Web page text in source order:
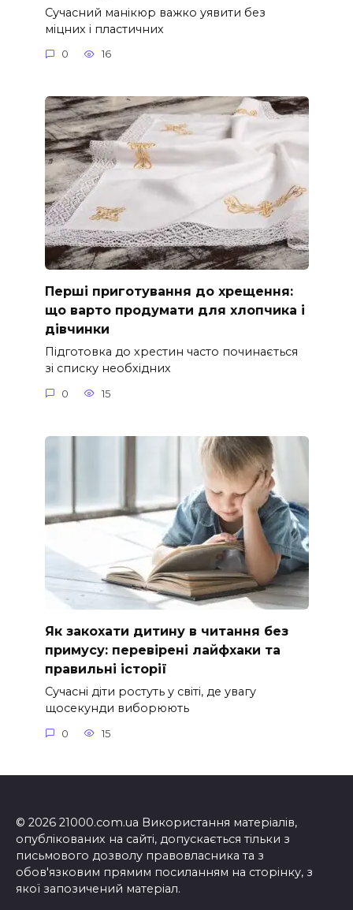
Сучасний манікюр важко уявити без
міцних і пластичних
0 16
Перші приготування до хрещення:
що варто продумати для хлопчика і
дівчинки
Підготовка до хрестин часто починається
зі списку необхідних
0 15
Як закохати дитину в читання без
примусу: перевірені лайфхаки та
правильні історії
Сучасні діти ростуть у світі, де увагу
щосекунди виборюють
0 15
© 2026 21000.com.ua Використання матеріалів,
опублікованих на сайті, допускається тільки з
письмового дозволу правовласника та з
обов'язковим прямим посиланням на сторінку, з
якої запозичений матеріал.